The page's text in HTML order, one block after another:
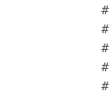
#
#
#
#